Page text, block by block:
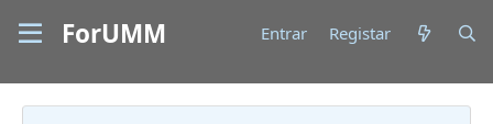
ForUMM Entrar Registar